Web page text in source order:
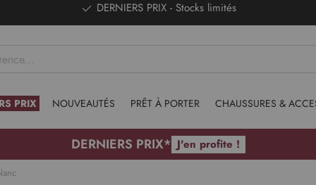
DERNIERS PRIX - Stocks limités
PRIX NOUVEAUTÉS PRÊT À PORTER CHAUSSURES &
DERNIERS PRIX* J'en profite !